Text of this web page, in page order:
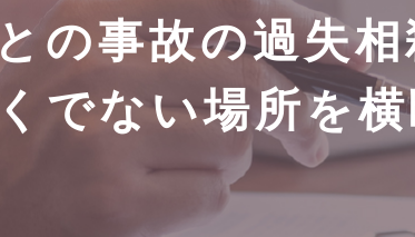
の事故の過失
でない場所を